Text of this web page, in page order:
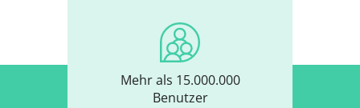
Mehr als 15.000.000
Benutzer